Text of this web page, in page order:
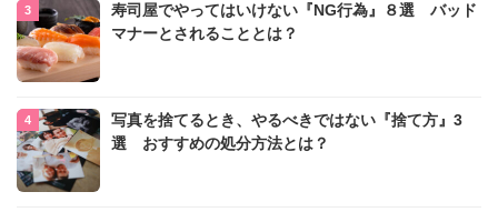
寿司屋でやってはいけない『NG行為』８選 バッド
マナーとされることとは？
写真を捨てるとき、やるべきではない『捨て方』3
選 おすすめの処分方法とは？